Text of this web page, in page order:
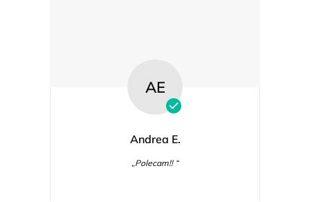
AE
Andrea E.
„Polecam!! “